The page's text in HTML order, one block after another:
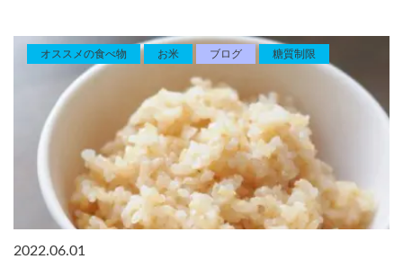
オススメの食べ物 お米 ブログ 糖質制限
2022.06.01